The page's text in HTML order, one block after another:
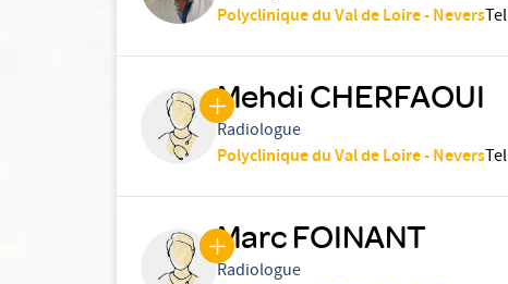
Polyclinique du Val de Loire - NeversTel
Mehdi CHERFAOUI
Radiologue
Polyclinique du Val de Loire - NeversTel
Marc FOINANT
Radiologue